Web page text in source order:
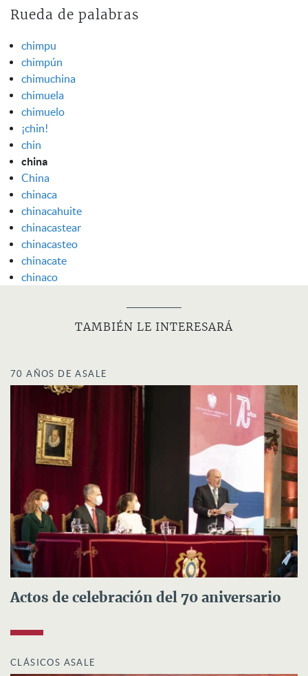
Rueda de palabras
chimpu
chimpún
chimuchina
chimuela
chimuelo
¡chin!
chin
china
China
chinaca
chinacahuite
chinacastear
chinacasteo
chinacate
chinaco
TAMBIÉN LE INTERESARÁ
70 AÑOS DE ASALE
Actos de celebración del 70 aniversario
CLÁSICOS ASALE